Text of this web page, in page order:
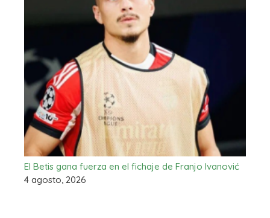
El Betis gana fuerza en el fichaje de Franjo Ivanović
4 agosto, 2026